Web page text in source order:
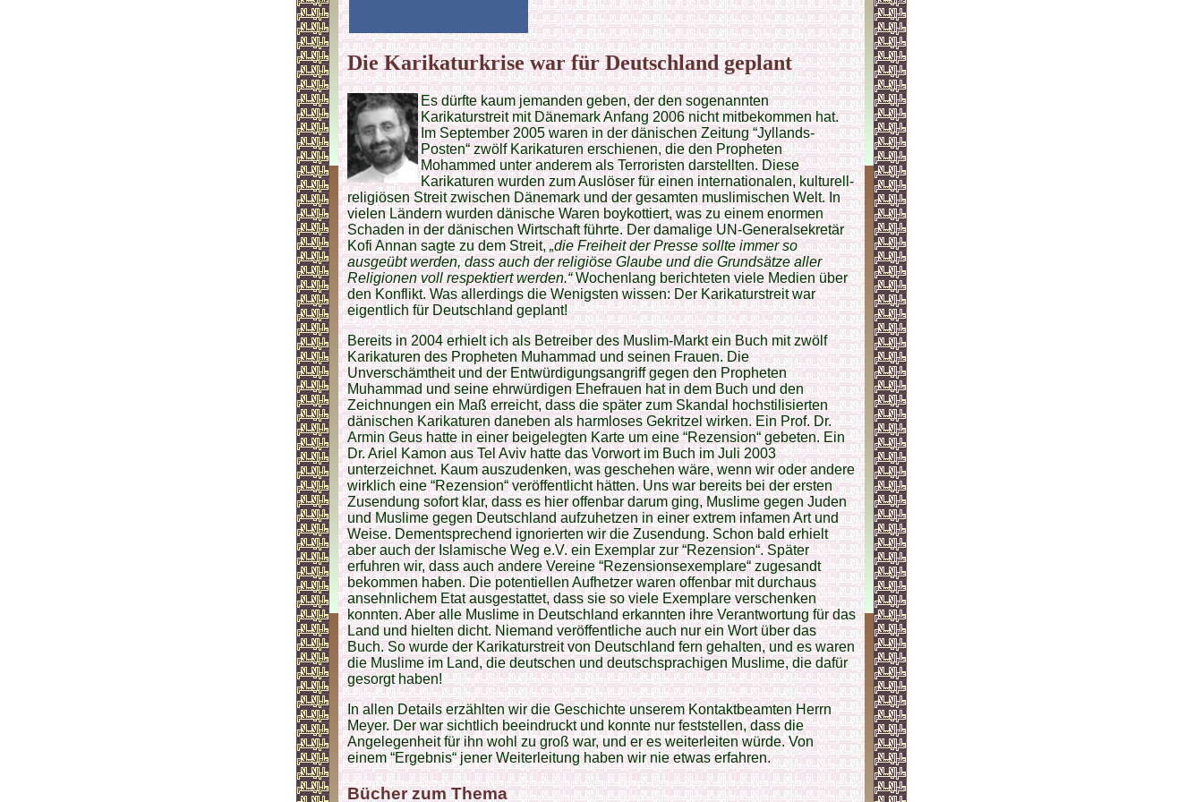
Die Karikaturkrise war für Deutschland geplant
Es dürfte kaum jemanden geben, der den sogenannten
Karikaturstreit mit Dänemark Anfang 2006 nicht mitbekommen hat.
Im September 2005 waren in der dänischen Zeitung “Jyllands-
Posten“ zwölf Karikaturen erschienen, die den Propheten
Mohammed unter anderem als Terroristen darstellten. Diese
Karikaturen wurden zum Auslöser für einen internationalen, kulturell-
religiösen Streit zwischen Dänemark und der gesamten muslimischen Welt. In
vielen Ländern wurden dänische Waren boykottiert, was zu einem enormen
Schaden in der dänischen Wirtschaft führte. Der damalige UN-Generalsekretär
Kofi Annan sagte zu dem Streit,„die Freiheit der Presse sollte immer so
ausgeübt werden, dass auch der religiöse Glaube und die Grundsätze aller
Religionen voll respektiert werden.“Wochenlang berichteten viele Medien über
den Konflikt. Was allerdings die Wenigsten wissen: Der Karikaturstreit war
eigentlich für Deutschland geplant!
Bereits in 2004 erhielt ich als Betreiber des Muslim-Markt ein Buch mit zwölf
Karikaturen des Propheten Muhammad und seinen Frauen. Die
Unverschämtheit und der Entwürdigungsangriff gegen den Propheten
Muhammad und seine ehrwürdigen Ehefrauen hat in dem Buch und den
Zeichnungen ein Maß erreicht, dass die später zum Skandal hochstilisierten
dänischen Karikaturen daneben als harmloses Gekritzel wirken. Ein Prof. Dr.
Armin Geus hatte in einer beigelegten Karte um eine “Rezension“ gebeten. Ein
Dr. Ariel Kamon aus Tel Aviv hatte das Vorwort im Buch im Juli 2003
unterzeichnet. Kaum auszudenken, was geschehen wäre, wenn wir oder andere
wirklich eine “Rezension“ veröffentlicht hätten. Uns war bereits bei der ersten
Zusendung sofort klar, dass es hier offenbar darum ging, Muslime gegen Juden
und Muslime gegen Deutschland aufzuhetzen in einer extrem infamen Art und
Weise. Dementsprechend ignorierten wir die Zusendung. Schon bald erhielt
aber auch der Islamische Weg e.V. ein Exemplar zur “Rezension“. Später
erfuhren wir, dass auch andere Vereine “Rezensionsexemplare“ zugesandt
bekommen haben. Die potentiellen Aufhetzer waren offenbar mit durchaus
ansehnlichem Etat ausgestattet, dass sie so viele Exemplare verschenken
konnten. Aber alle Muslime in Deutschland erkannten ihre Verantwortung für das
Land und hielten dicht. Niemand veröffentliche auch nur ein Wort über das
Buch. So wurde der Karikaturstreit von Deutschland fern gehalten, und es waren
die Muslime im Land, die deutschen und deutschsprachigen Muslime, die dafür
gesorgt haben!
In allen Details erzählten wir die Geschichte unserem Kontaktbeamten Herrn
Meyer. Der war sichtlich beeindruckt und konnte nur feststellen, dass die
Angelegenheit für ihn wohl zu groß war, und er es weiterleiten würde. Von
einem “Ergebnis“ jener Weiterleitung haben wir nie etwas erfahren.
Bücher zum Thema